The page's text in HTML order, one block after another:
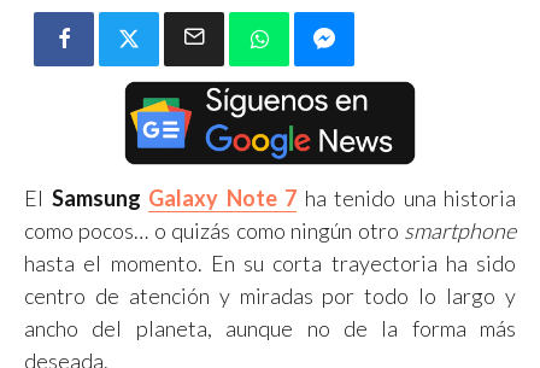
El Samsung Galaxy Note 7 ha tenido una historia
como pocos… o quizás como ningún otro smartphone
hasta el momento. En su corta trayectoria ha sido
centro de atención y miradas por todo lo largo y
ancho del planeta, aunque no de la forma más
deseada.